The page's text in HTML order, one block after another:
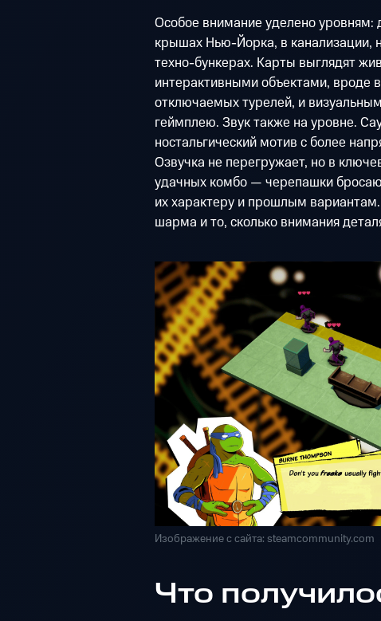
Особое внимание уделено уровням:
крышах Нью-Йорка, в канализации,
техно-бункерах. Карты выглядят
интерактивными объектами, вроде
отключаемых турелей, и
геймплею. Звук также на уровне.
ностальгический мотив с более
Озвучка не перегружает, но в
удачных комбо — черепашки
их характеру и прошлым
шарма и то, сколько внимания
Изображение с сайта: steamcommunity.com
Что